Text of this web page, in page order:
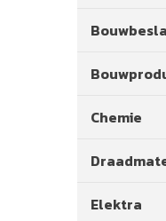
Chemie
Elektra